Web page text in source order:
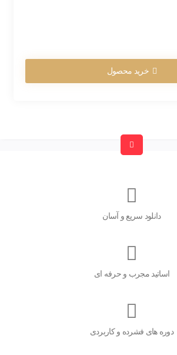
خرید محصول
دانلود سریع و آسان
اساتید مجرب و حرفه ای
دوره های فشرده و کاربردی